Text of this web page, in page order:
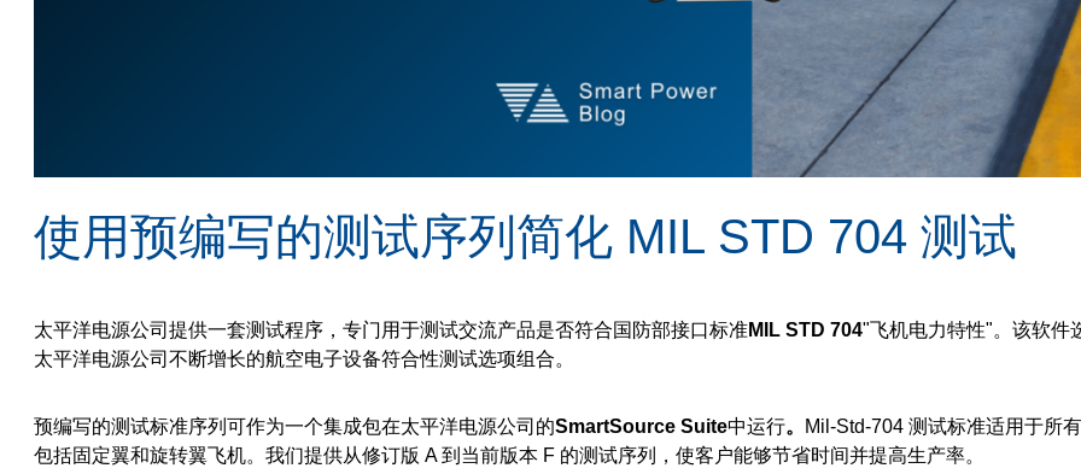
使用预编写的测试序列简化 MIL STD 704 测试
太平洋电源公司提供一套测试程序，专门用于测试交流产品是否符合国防部接口标准MIL STD 704"飞机电力特性"。该软件
太平洋电源公司不断增长的航空电子设备符合性测试选项组合。
预编写的测试标准序列可作为一个集成包在太平洋电源公司的SmartSource Suite中运行。
Mil-Std-704 测试标准适用于所
包括固定翼和旋转翼飞机。我们提供从修订版 A 到当前版本 F 的测试序列，使客户能够节省时间并提高生产率。